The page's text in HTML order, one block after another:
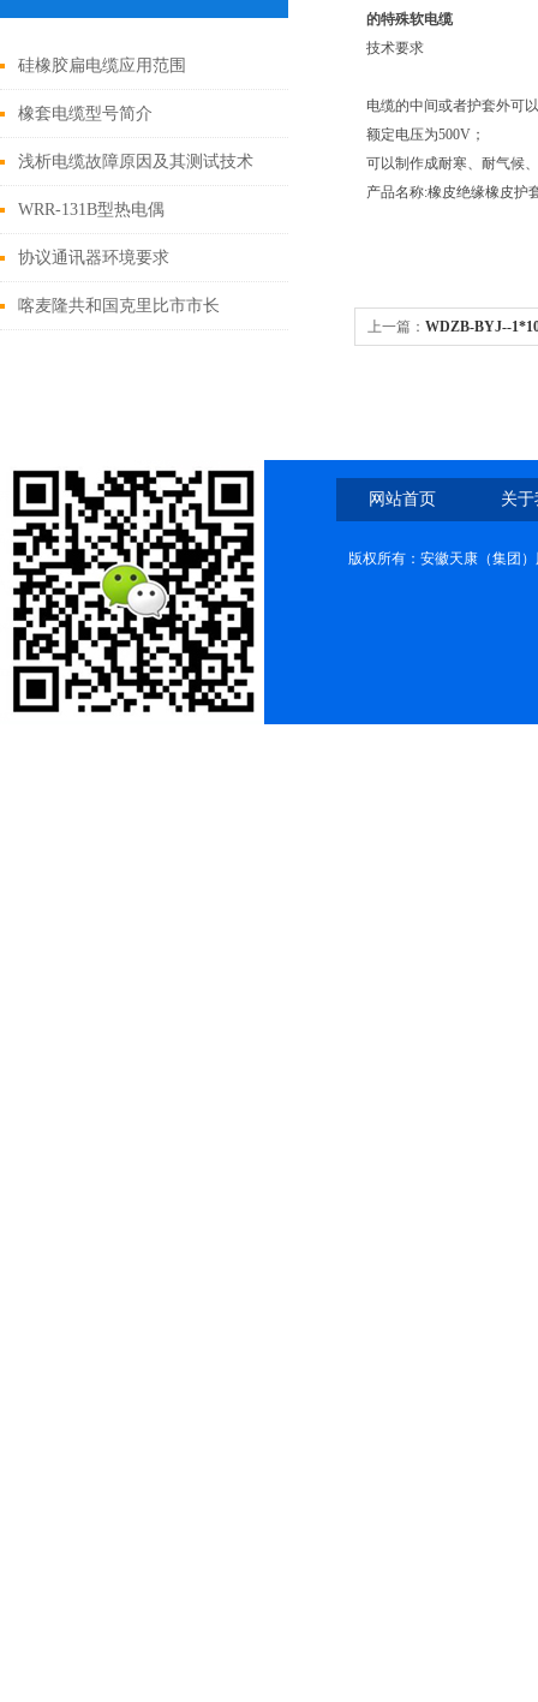
硅橡胶扁电缆应用范围
橡套电缆型号简介
浅析电缆故障原因及其测试技术
WRR-131B型热电偶
协议通讯器环境要求
喀麦隆共和国克里比市市长
的特殊软电缆
技术要求
电缆的中间或者护套外可
额定电压为500V；
可以制作成耐寒、耐气候
产品名称:橡皮绝缘橡皮护
上一篇： WDZB-BYJ--
网站首页 关
版权所有：安徽天康（集团